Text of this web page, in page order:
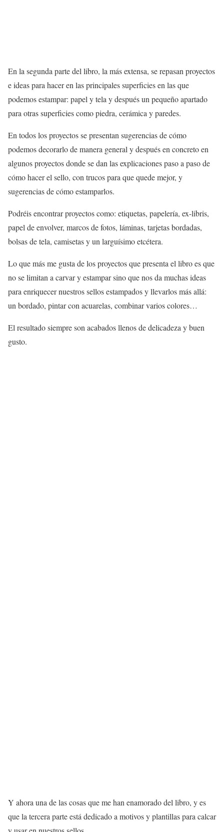
En la segunda parte del libro, la más extensa, se repasan proyectos
e ideas para hacer en las principales superficies en las que
podemos estampar: papel y tela y después un pequeño apartado
para otras superficies como piedra, cerámica y paredes.
En todos los proyectos se presentan sugerencias de cómo
podemos decorarlo de manera general y después en concreto en
algunos proyectos donde se dan las explicaciones paso a paso de
cómo hacer el sello, con trucos para que quede mejor, y
sugerencias de cómo estamparlos.
Podréis encontrar proyectos como: etiquetas, papelería, ex-libris,
papel de envolver, marcos de fotos, láminas, tarjetas bordadas,
bolsas de tela, camisetas y un larguísimo etcétera.
Lo que más me gusta de los proyectos que presenta el libro es que
no se limitan a carvar y estampar sino que nos da muchas ideas
para enriquecer nuestros sellos estampados y llevarlos más allá:
un bordado, pintar con acuarelas, combinar varios colores…
El resultado siempre son acabados llenos de delicadeza y buen
gusto.
Y ahora una de las cosas que me han enamorado del libro, y es
que la tercera parte está dedicado a motivos y plantillas para calcar